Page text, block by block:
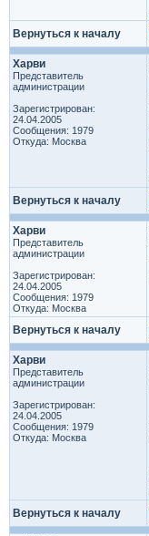
Вернуться к началу
Харви
Представитель
администрации
Зарегистрирован:
24.04.2005
Сообщения: 1979
Откуда: Москва
Вернуться к началу
Харви
Представитель
администрации
Зарегистрирован:
24.04.2005
Сообщения: 1979
Откуда: Москва
Вернуться к началу
Харви
Представитель
администрации
Зарегистрирован:
24.04.2005
Сообщения: 1979
Откуда: Москва
Вернуться к началу